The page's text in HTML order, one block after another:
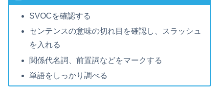
SVOCを確認する
センテンスの意味の切れ目を確認し、スラッシュ
を入れる
関係代名詞、前置詞などをマークする
単語をしっかり調べる